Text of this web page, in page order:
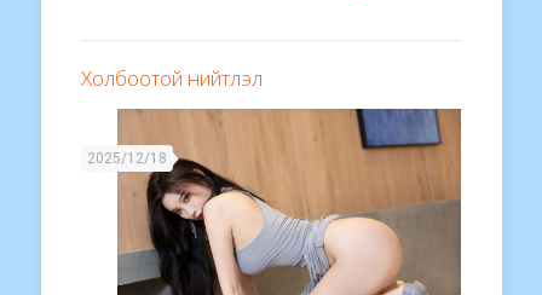
Холбоотой нийтлэл
2025/12/18